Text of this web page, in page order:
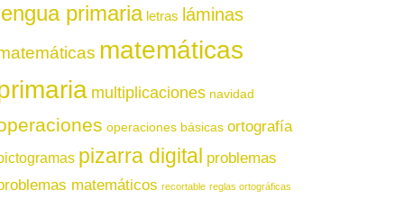
primaria letras láminas
matemáticas
multiplicaciones navidad
operaciones básicas ortografía
pizarra digital problemas
matemáticos recortable reglas ortográficas